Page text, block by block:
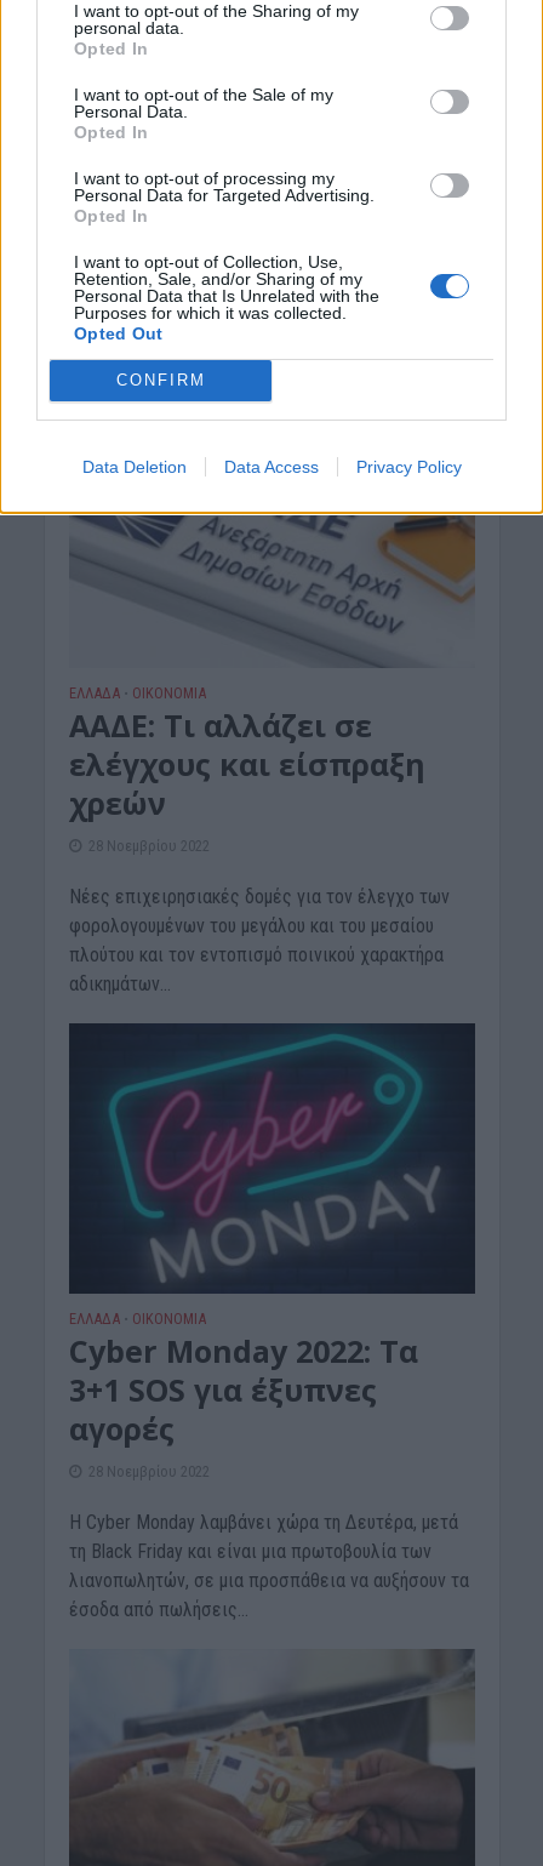
I want to opt-out of the Sharing of my
personal data.
Opted In
I want to opt-out of the Sale of my
Personal Data.
Opted In
I want to opt-out of processing my
Personal Data for Targeted Advertising.
Opted In
I want to opt-out of Collection, Use,
Retention, Sale, and/or Sharing of my
Personal Data that Is Unrelated with the
Purposes for which it was collected.
Opted Out
CONFIRM
Data Deletion Data Access Privacy Policy
Ομόφωνα εξελέγη ο
Χανιώτης καθηγητής ως
νέος πρύτανης στο
Πανεπιστήμιο του
Πειραιά
28 Νοεμβρίου 2022
Μια σημαντική πρωτιά κατέκτησε το Πανεπιστήμιο
Πειραιώς, καθώς είναι το πρώτο Ανώτατο
Εκπαιδευτικό Ίδρυμα στην Ελλάδα που εξέλεξε τον
πρύτανή του με βάση τις...
ΕΛΛΑΔΑ • ΟΙΚΟΝΟΜΙΑ
ΑΑΔΕ: Τι αλλάζει σε
ελέγχους και είσπραξη
χρεών
28 Νοεμβρίου 2022
Νέες επιχειρησιακές δομές για τον έλεγχο των
φορολογουμένων του μεγάλου και του μεσαίου
πλούτου και τον εντοπισμό ποινικού χαρακτήρα
αδικημάτων...
ΕΛΛΑΔΑ • ΟΙΚΟΝΟΜΙΑ
Cyber Monday 2022: Τα
3+1 SOS για έξυπνες
αγορές
28 Νοεμβρίου 2022
Η Cyber Monday λαμβάνει χώρα τη Δευτέρα, μετά
τη Black Friday και είναι μια πρωτοβουλία των
λιανοπωλητών, σε μια προσπάθεια να αυξήσουν τα
έσοδα από πωλήσεις...